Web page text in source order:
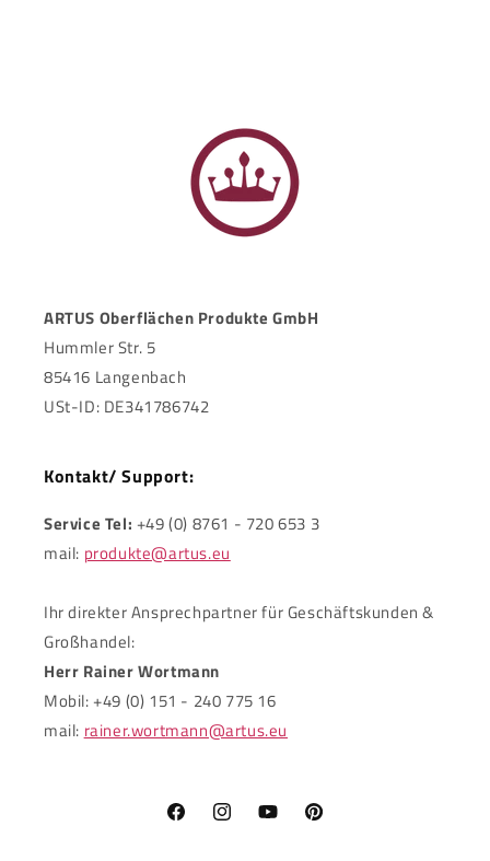
ARTUS Oberflächen Produkte GmbH
Hummler Str. 5
85416 Langenbach
USt-ID: DE341786742
Kontakt/ Support:
Service Tel: +49 (0) 8761 - 720 653 3
mail: produkte@artus.eu
Ihr direkter Ansprechpartner für Geschäftskunden &
Großhandel:
Herr Rainer Wortmann
Mobil: +49 (0) 151 - 240 775 16
mail: rainer.wortmann@artus.eu
FacebookInstagramYouTubePinterest